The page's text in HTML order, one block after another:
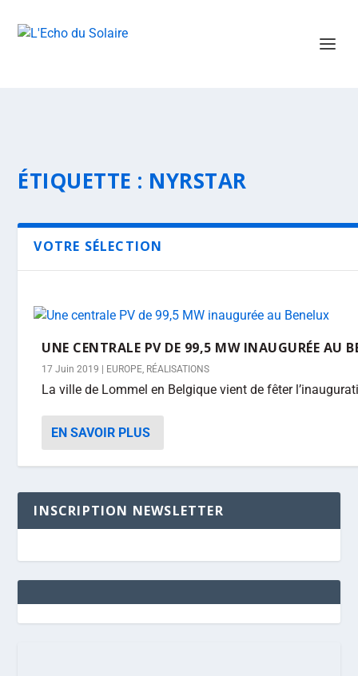
ÉTIQUETTE : NYRSTAR
VOTRE SÉLECTION
UNE CENTRALE PV DE 99,5 MW INAUGURÉE AU
17 Juin 2019 EUROPE, RÉALISATIONS
La ville de Lommel en Belgique vient de fêter
EN SAVOIR PLUS
INSCRIPTION NEWSLETTER